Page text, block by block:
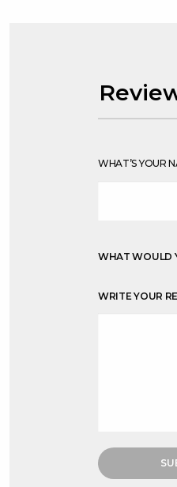
WHAT’S YOUR
WHAT WOULD
WRITE YOUR